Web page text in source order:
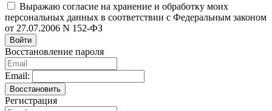
Выражаю согласие на хранение и обработку моих
персональных данных в соответствии с Федеральным законом
от 27.07.2006 N 152-ФЗ
Войти
Восстановление пароля
Email:
Восстановить
Регистрация